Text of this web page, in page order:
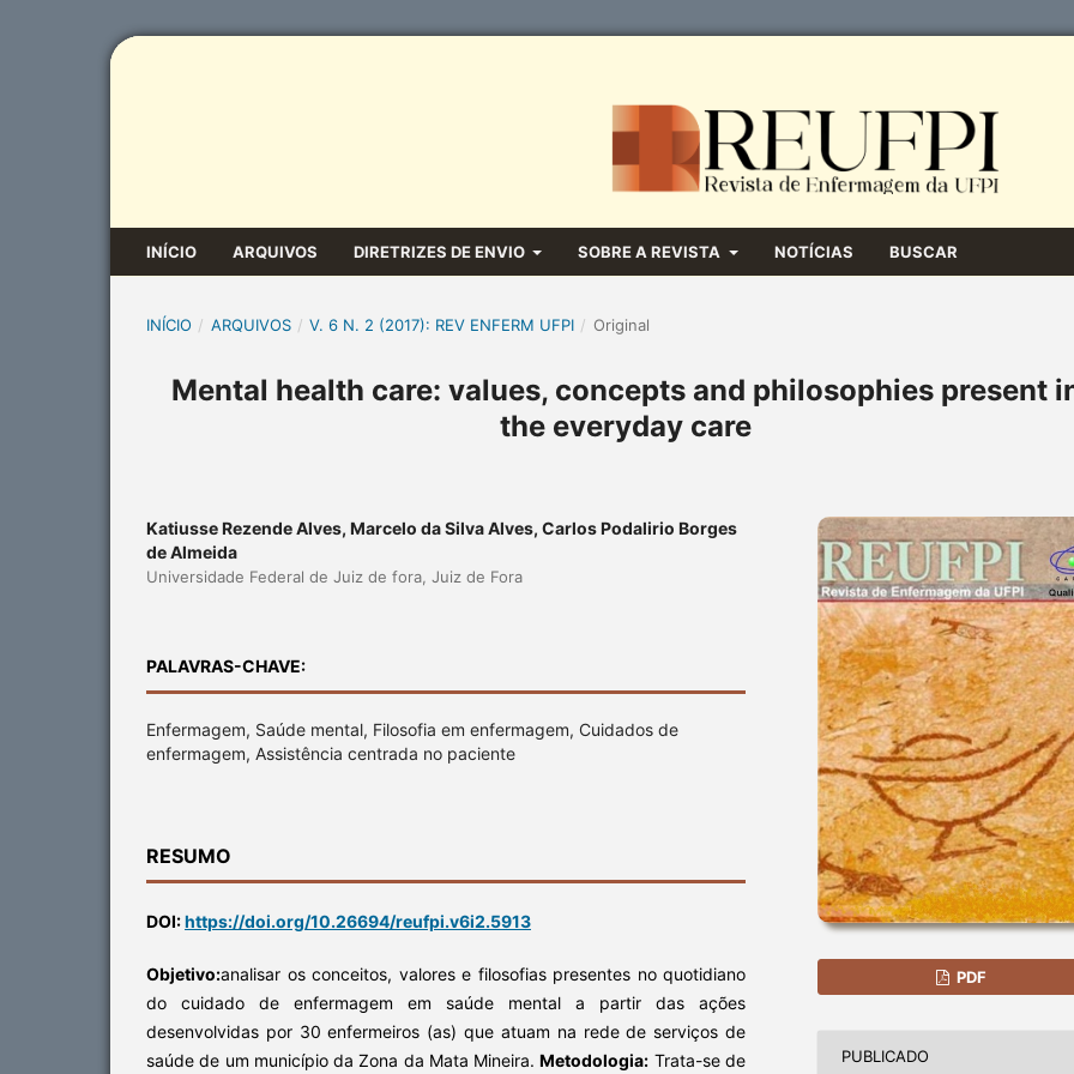
INÍCIO ARQUIVOS DIRETRIZES DE ENVIO SOBRE A REVISTA NOTÍCIAS BUSCAR
INÍCIO / ARQUIVOS / V. 6 N. 2 (2017): REV ENFERM UFPI / Original
Mental health care: values, concepts and philosophies present
the everyday care
Katiusse Rezende Alves, Marcelo da Silva Alves, Carlos Podalirio Borges
de Almeida
Universidade Federal de Juiz de fora, Juiz de Fora
PALAVRAS-CHAVE:
Enfermagem, Saúde mental, Filosofia em enfermagem, Cuidados de
enfermagem, Assistência centrada no paciente
RESUMO
DOI:https://doi.org/10.26694/reufpi.v6i2.5913
Objetivo:analisar os conceitos, valores e filosofias presentes no quotidiano
do cuidado de enfermagem em saúde mental a partir das ações
desenvolvidas por 30 enfermeiros (as) que atuam na rede de serviços de
saúde de um município da Zona da Mata Mineira.Metodologia: Trata-se de
PDF
PUBLICADO